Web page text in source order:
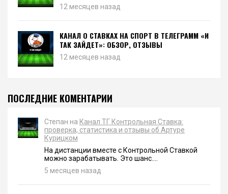
12 месяцев назад
КАНАЛ О СТАВКАХ НА СПОРТ В ТЕЛЕГРАММ «И
ТАК ЗАЙДЕТ»: ОБЗОР, ОТЗЫВЫ
12 месяцев назад
ПОСЛЕДНИЕ КОМЕНТАРИИ
Степан на Канал ТГ Контрольная Ставка:
проверка, статистика и отзывы об Артуре
Курицком
На дистанции вместе с Контрольной Ставкой
можно зарабатывать. Это шанс....
5 месяцев назад